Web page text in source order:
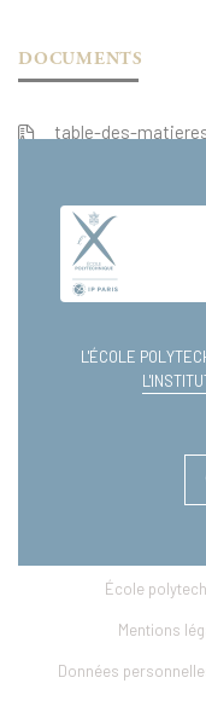
DOCUMENTS
table-des-
L'ÉCOLE
École
Mentions
Données